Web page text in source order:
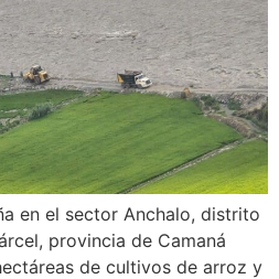
en el sector Anchalo, distrito
provincia de Camaná
de cultivos de arroz y